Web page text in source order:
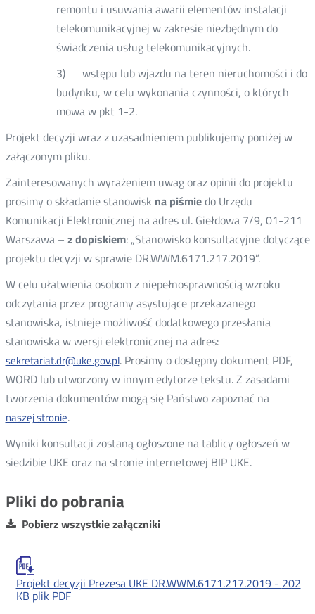
remontu i usuwania awarii elementów instalacji
telekomunikacyjnej w zakresie niezbędnym do
świadczenia usług telekomunikacyjnych.
3) wstępu lub wjazdu na teren nieruchomości i do
budynku, w celu wykonania czynności, o których
mowa w pkt 1-2.
Projekt decyzji wraz z uzasadnieniem publikujemy poniżej w
załączonym pliku.
Zainteresowanych wyrażeniem uwag oraz opinii do projektu
prosimy o składanie stanowisk na piśmiedo Urzędu
Komunikacji Elektronicznej na adres ul. Giełdowa 7/9, 01-211
Warszawa – z dopiskiem: „Stanowisko konsultacyjne dotyczące
projektu decyzji w sprawie DR.WWM.6171.217.2019”.
W celu ułatwienia osobom z niepełnosprawnością wzroku
odczytania przez programy asystujące przekazanego
stanowiska, istnieje możliwość dodatkowego przesłania
stanowiska w wersji elektronicznej na adres:
sekretariat.dr@uke.gov.pl. Prosimy o dostępny dokument PDF,
WORD lub utworzony w innym edytorze tekstu. Z zasadami
tworzenia dokumentów mogą się Państwo zapoznać na
naszej stronie.
Wyniki konsultacji zostaną ogłoszone na tablicy ogłoszeń w
siedzibie UKE oraz na stronie internetowej BIP UKE.
Pliki do pobrania
Pobierz wszystkie załączniki
Projekt decyzji Prezesa UKE DR.WWM.6171.217.2019 - 202
KBplik PDF